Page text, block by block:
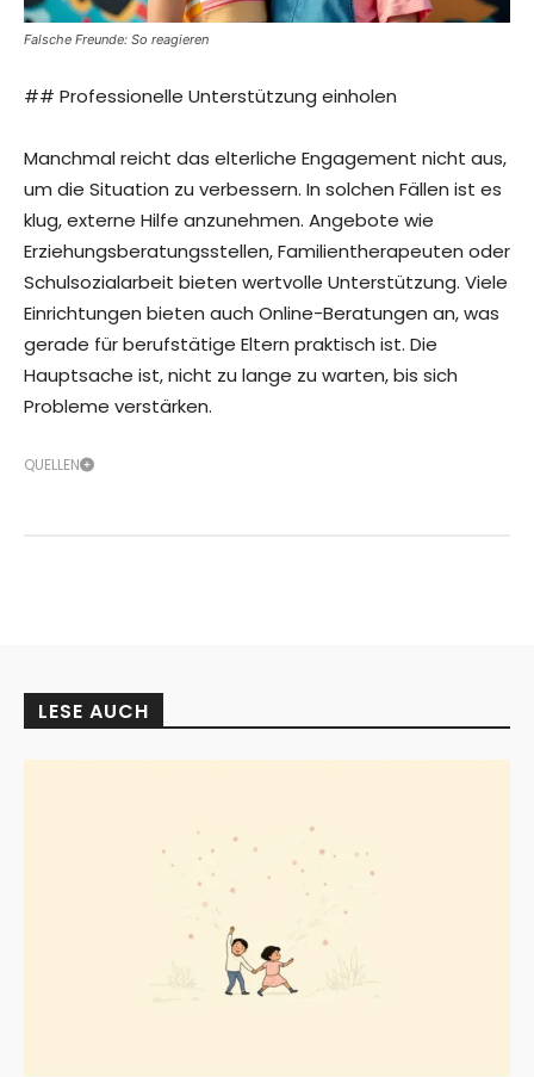
Falsche Freunde: So reagieren
## Professionelle Unterstützung einholen
Manchmal reicht das elterliche Engagement nicht aus,
um die Situation zu verbessern. In solchen Fällen ist es
klug, externe Hilfe anzunehmen. Angebote wie
Erziehungsberatungsstellen, Familientherapeuten oder
Schulsozialarbeit bieten wertvolle Unterstützung. Viele
Einrichtungen bieten auch Online-Beratungen an, was
gerade für berufstätige Eltern praktisch ist. Die
Hauptsache ist, nicht zu lange zu warten, bis sich
Probleme verstärken.
QUELLEN
LESE AUCH